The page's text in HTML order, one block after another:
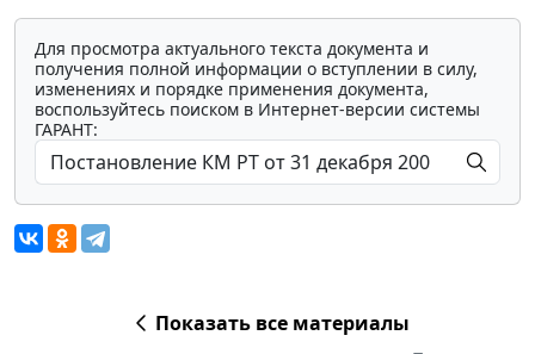
Для просмотра актуального текста документа и
получения полной информации о вступлении в силу,
изменениях и порядке применения документа,
воспользуйтесь поиском в Интернет-версии системы
ГАРАНТ:
Показать все материалы